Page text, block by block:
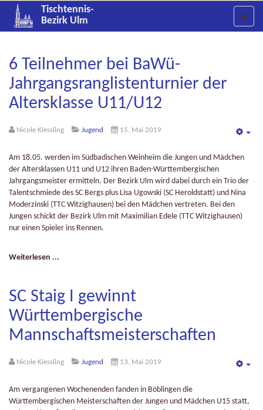
Tischtennis-
Bezirk Ulm
6 Teilnehmer bei BaWü-
Jahrgangsranglistenturnier der
Altersklasse U11/U12
Nicole Kiessling Jugend 15. Mai 2019
Am 18.05. werden im Südbadischen Weinheim die Jungen und Mädchen
der Altersklassen U11 und U12 ihren Baden-Württembergischen
Jahrgangsmeister ermitteln. Der Bezirk Ulm wird dabei durch ein Trio der
Talentschmiede des SC Bergs plus Lisa Ugowski (SC Heroldstatt) und Nina
Moderzinski (TTC Witzighausen) bei den Mädchen vertreten. Bei den
Jungen schickt der Bezirk Ulm mit Maximilian Edele (TTC Witzighausen)
nur einen Spieler ins Rennen.
Weiterlesen ...
SC Staig I gewinnt
Württembergische
Mannschaftsmeisterschaften
Nicole Kiessling Jugend 13. Mai 2019
Am vergangenen Wochenenden fanden in Böblingen die
Württembergischen Meisterschaften der Jungen und Mädchen U15 statt,